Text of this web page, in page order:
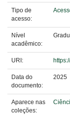
Tipo de
acesso:
Nível
acadêmico:
URI:
Data do
documento:
2025
Aparece nas
coleções: